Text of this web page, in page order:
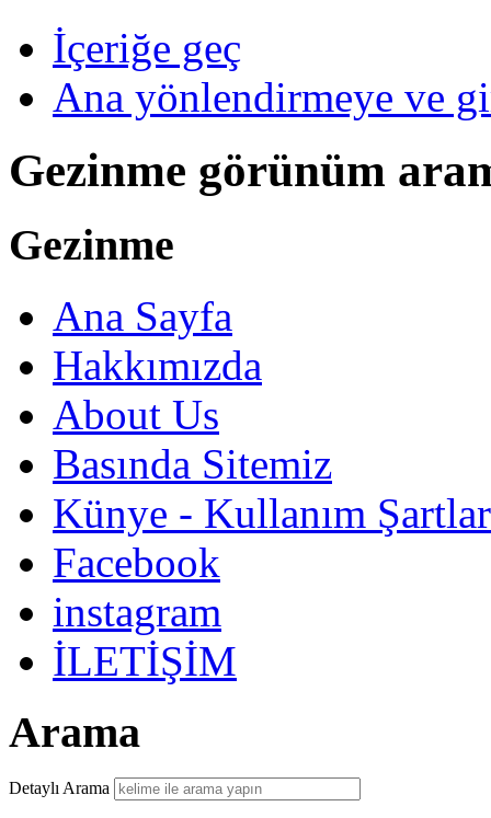
İçeriğe geç
Ana yönlendirmeye ve
Gezinme görünüm
Gezinme
Ana Sayfa
Hakkımızda
About Us
Basında Sitemiz
Künye - Kullanım
Facebook
instagram
İLETİŞİM
Arama
Detaylı Arama